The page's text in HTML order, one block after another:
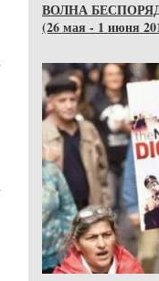
ВОЛНА
(26 мая - 1 июня